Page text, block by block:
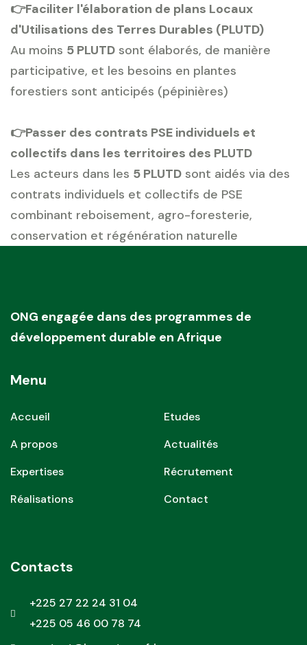
👉Faciliter l'élaboration de plans Locaux
d'Utilisations des Terres Durables (PLUTD)
Au moins 5 PLUTD sont élaborés, de manière
participative, et les besoins en plantes
forestiers sont anticipés (pépinières)
👉Passer des contrats PSE individuels et
collectifs dans les territoires des PLUTD
Les acteurs dans les 5 PLUTD sont aidés via des
contrats individuels et collectifs de PSE
combinant reboisement, agro-foresterie,
conservation et régénération naturelle
ONG engagée dans des programmes de
développement durable en Afrique
Menu
Accueil
A propos
Expertises
Réalisations
Etudes
Actualités
Récrutement
Contact
Contacts
+225 27 22 24 31 04
+225 05 46 00 78 74